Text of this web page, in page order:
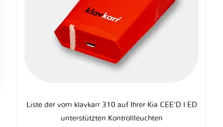
Liste der vom klavkarr 310 auf Ihrer Kia CEE'D I ED
unterstützten Kontrollleuchten